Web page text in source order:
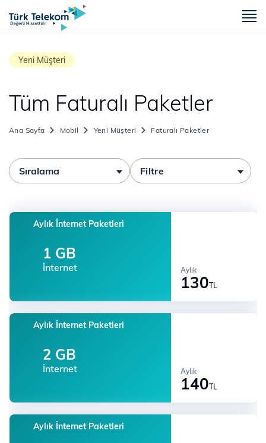
Yeni Müşteri
Tüm Faturalı Paketler
Ana Sayfa Mobil Yeni Müşteri Faturalı Paketler
Sıralama Filtre
Aylık İnternet Paketleri
1 GB
İnternet
130TL
Aylık
Aylık İnternet Paketleri
2 GB
İnternet
140TL
Aylık
Aylık İnternet Paketleri